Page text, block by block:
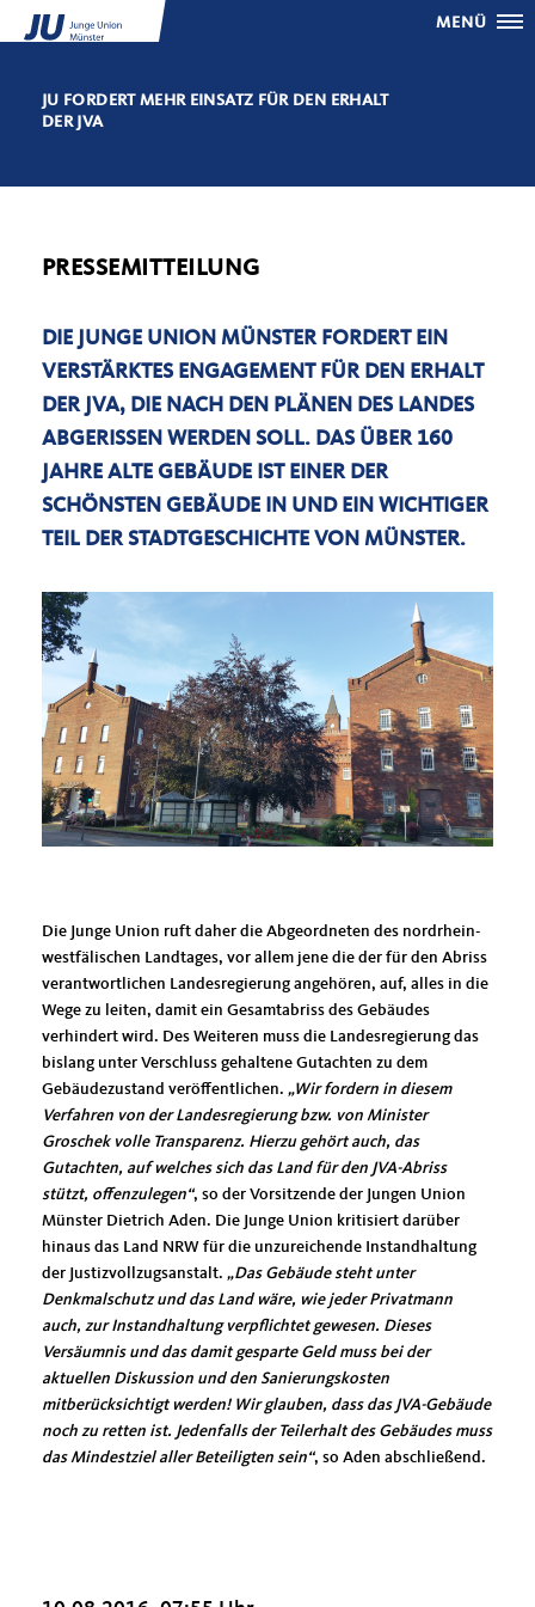
MENÜ
JU FORDERT MEHR EINSATZ FÜR DEN ERHALT
DER JVA
PRESSEMITTEILUNG
DIE JUNGE UNION MÜNSTER FORDERT EIN
VERSTÄRKTES ENGAGEMENT FÜR DEN ERHALT
DER JVA, DIE NACH DEN PLÄNEN DES LANDES
ABGERISSEN WERDEN SOLL. DAS ÜBER 160
JAHRE ALTE GEBÄUDE IST EINER DER
SCHÖNSTEN GEBÄUDE IN UND EIN WICHTIGER
TEIL DER STADTGESCHICHTE VON MÜNSTER.
Die Junge Union ruft daher die Abgeordneten des nordrhein-
westfälischen Landtages, vor allem jene die der für den Abriss
verantwortlichen Landesregierung angehören, auf, alles in die
Wege zu leiten, damit ein Gesamtabriss des Gebäudes
verhindert wird. Des Weiteren muss die Landesregierung das
bislang unter Verschluss gehaltene Gutachten zu dem
Gebäudezustand veröffentlichen. Wir fordern in diesem
Verfahren von der Landesregierung bzw. von Minister
Groschek volle Transparenz. Hierzu gehört auch, das
Gutachten, auf welches sich das Land für den JVA-Abriss
stützt, offenzulegen“, so der Vorsitzende der Jungen Union
Münster Dietrich Aden. Die Junge Union kritisiert darüber
hinaus das Land NRW für die unzureichende Instandhaltung
der Justizvollzugsanstalt. Das Gebäude steht unter
Denkmalschutz und das Land wäre, wie jeder Privatmann
auch, zur Instandhaltung verpflichtet gewesen. Dieses
Versäumnis und das damit gesparte Geld muss bei der
aktuellen Diskussion und den Sanierungskosten
mitberücksichtigt werden! Wir glauben, dass das JVA-Gebäude
noch zu retten ist. Jedenfalls der Teilerhalt des Gebäudes muss
das Mindestziel aller Beteiligten sein“, so Aden abschließend.